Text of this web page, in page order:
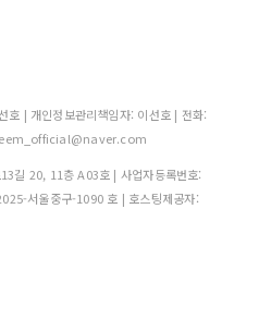
| 개인정보관리책임자: 이선호 | 전화:
길 20, 11층 A03호 | 사업자등록번호:
서울중구-1090 호 | 호스팅제공자: